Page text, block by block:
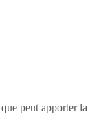
peut apporter